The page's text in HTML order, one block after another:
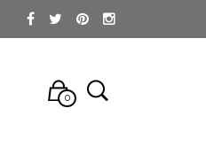
0